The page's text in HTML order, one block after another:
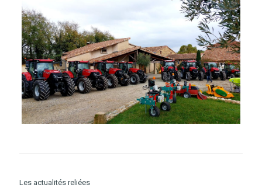
Les actualités reliées